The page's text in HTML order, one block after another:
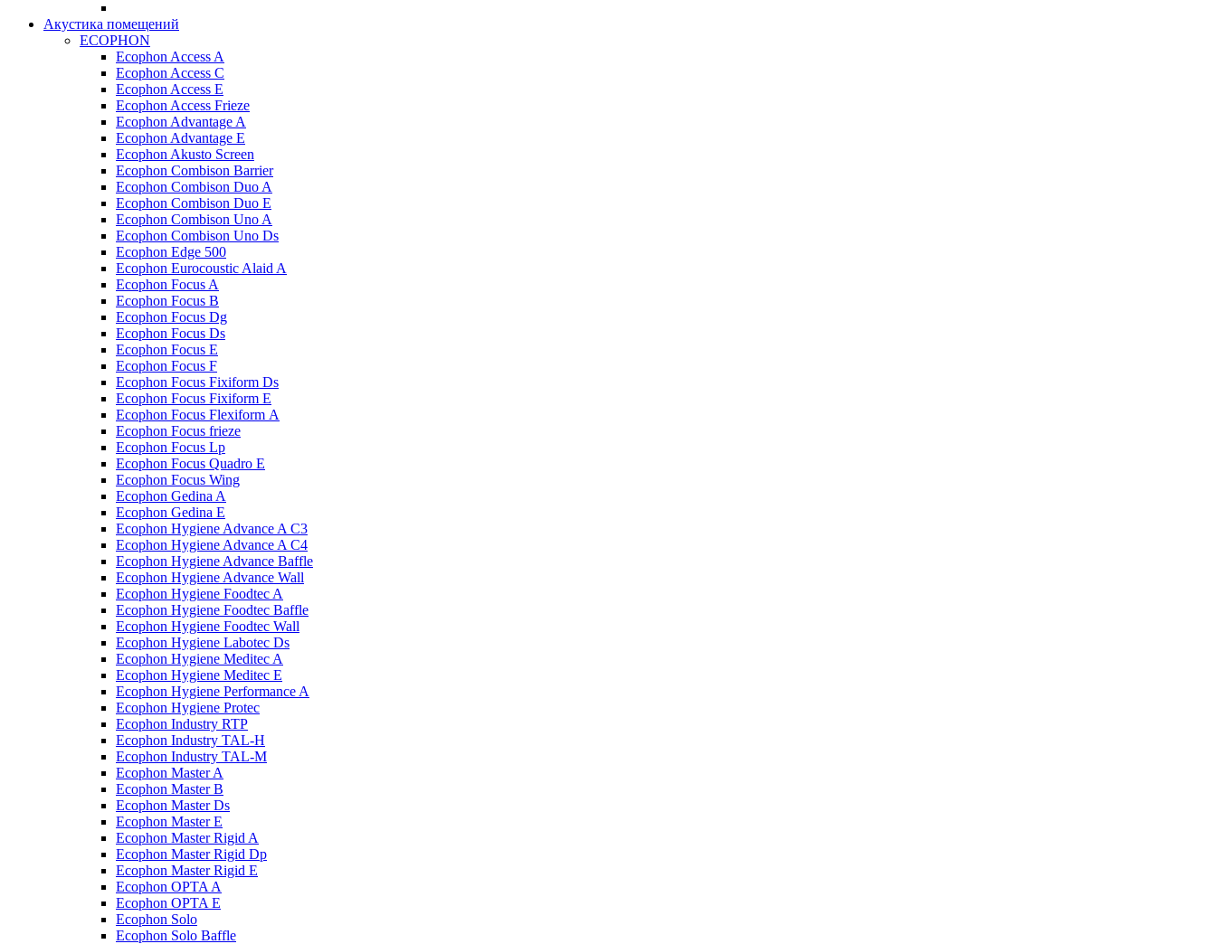
Акустика помещений
ECOPHON
Ecophon Access A
Ecophon Access C
Ecophon Access E
Ecophon Access Frieze
Ecophon Advantage A
Ecophon Advantage E
Ecophon Akusto Screen
Ecophon Combison Barrier
Ecophon Combison Duo A
Ecophon Combison Duo E
Ecophon Combison Uno A
Ecophon Combison Uno Ds
Ecophon Edge 500
Ecophon Eurocoustic Alaid A
Ecophon Focus A
Ecophon Focus B
Ecophon Focus Dg
Ecophon Focus Ds
Ecophon Focus E
Ecophon Focus F
Ecophon Focus Fixiform Ds
Ecophon Focus Fixiform E
Ecophon Focus Flexiform А
Ecophon Focus frieze
Ecophon Focus Lp
Ecophon Focus Quаdro E
Ecophon Focus Wing
Ecophon Gedina A
Ecophon Gedina E
Ecophon Hygiene Advance A C3
Ecophon Hygiene Advance A C4
Ecophon Hygiene Advance Baffle
Ecophon Hygiene Advance Wall
Ecophon Hygiene Foodtec A
Ecophon Hygiene Foodtec Baffle
Ecophon Hygiene Foodtec Wall
Ecophon Hygiene Labotec Ds
Ecophon Hygiene Meditec A
Ecophon Hygiene Meditec E
Ecophon Hygiene Performance A
Ecophon Hygiene Proteс
Ecophon Industry RTP
Ecophon Industry TAL-H
Ecophon Industry TAL-M
Ecophon Master A
Ecophon Master B
Ecophon Master Ds
Ecophon Master E
Ecophon Master Rigid A
Ecophon Master Rigid Dp
Ecophon Master Rigid E
Ecophon OPTA A
Ecophon OPTA E
Ecophon Solo
Ecophon Solo Baffle